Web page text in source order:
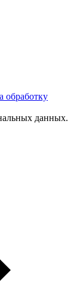
обработку
данных.